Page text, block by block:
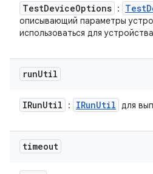
TestDeviceOptions : Test
описывающий параметры
использоваться для
runUtil
IRunUtil : IRunUtil для
timeout